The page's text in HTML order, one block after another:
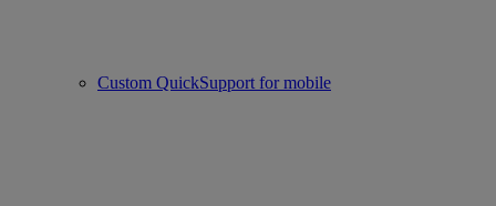
Custom QuickSupport for mobile